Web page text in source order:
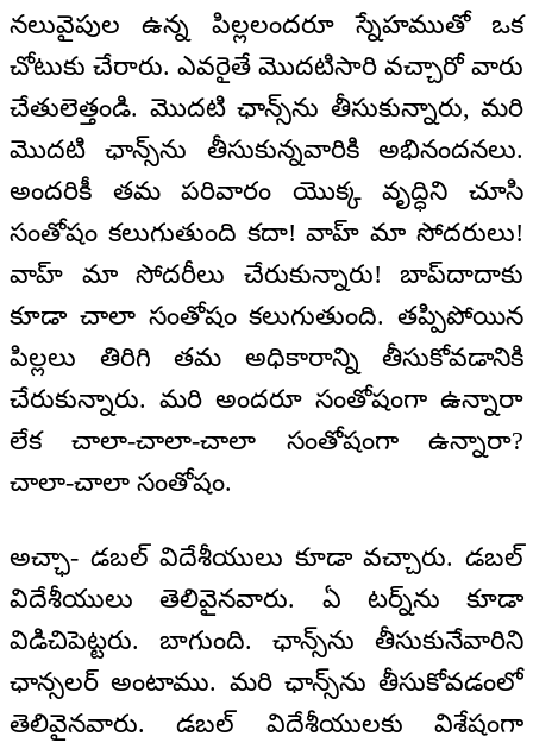
నలువైపుల ఉన్న పిల్లలందరూ స్నేహముతో ఒక
చోటుకు చేరారు. ఎవరైతే మొదటిసారి వచ్చారో వారు
చేతులెత్తండి. మొదటి ఛాన్స్‌ను తీసుకున్నారు, మరి
మొదటి ఛాన్స్‌ను తీసుకున్నవారికి అభినందనలు.
అందరికీ తమ పరివారం యొక్క వృద్ధిని చూసి
సంతోషం కలుగుతుంది కదా! వాహ్ మా సోదరులు!
వాహ్ మా సోదరీలు చేరుకున్నారు! బాప్‌దాదాకు
కూడా చాలా సంతోషం కలుగుతుంది. తప్పిపోయిన
పిల్లలు తిరిగి తమ అధికారాన్ని తీసుకోవడానికి
చేరుకున్నారు. మరి అందరూ సంతోషంగా ఉన్నారా
లేక చాలా-చాలా-చాలా సంతోషంగా ఉన్నారా?
చాలా-చాలా సంతోషం.
అచ్ఛా- డబల్ విదేశీయులు కూడా వచ్చారు. డబల్
విదేశీయులు తెలివైనవారు. ఏ టర్న్‌ను కూడా
విడిచిపెట్టరు. బాగుంది. ఛాన్స్‌ను తీసుకునేవారిని
ఛాన్సలర్ అంటాము. మరి ఛాన్స్‌ను తీసుకోవడంలో
తెలివైనవారు. డబల్ విదేశీయులకు విశేషంగా